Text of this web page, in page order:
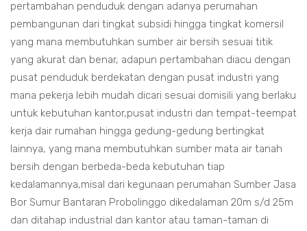
pertambahan penduduk dengan adanya perumahan
pembangunan dari tingkat subsidi hingga tingkat komersil
yang mana membutuhkan sumber air bersih sesuai titik
yang akurat dan benar, adapun pertambahan diacu dengan
pusat penduduk berdekatan dengan pusat industri yang
mana pekerja lebih mudah dicari sesuai domisili yang berlaku
untuk kebutuhan kantor,pusat industri dan tempat-teempat
kerja dair rumahan hingga gedung-gedung bertingkat
lainnya, yang mana membutuhkan sumber mata air tanah
bersih dengan berbeda-beda kebutuhan tiap
kedalamannya,misal dari kegunaan perumahan Sumber Jasa
Bor Sumur Bantaran Probolinggo dikedalaman 20m s/d 25m
dan ditahap industrial dan kantor atau taman-taman di